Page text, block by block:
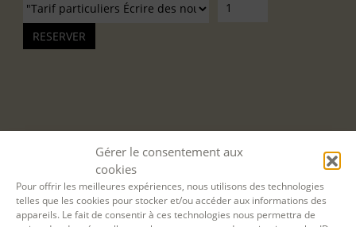
Gérer le consentement aux
cookies
Pour offrir les meilleures expériences, nous utilisons des technologies
telles que les cookies pour stocker et/ou accéder aux informations des
appareils. Le fait de consentir à ces technologies nous permettra de